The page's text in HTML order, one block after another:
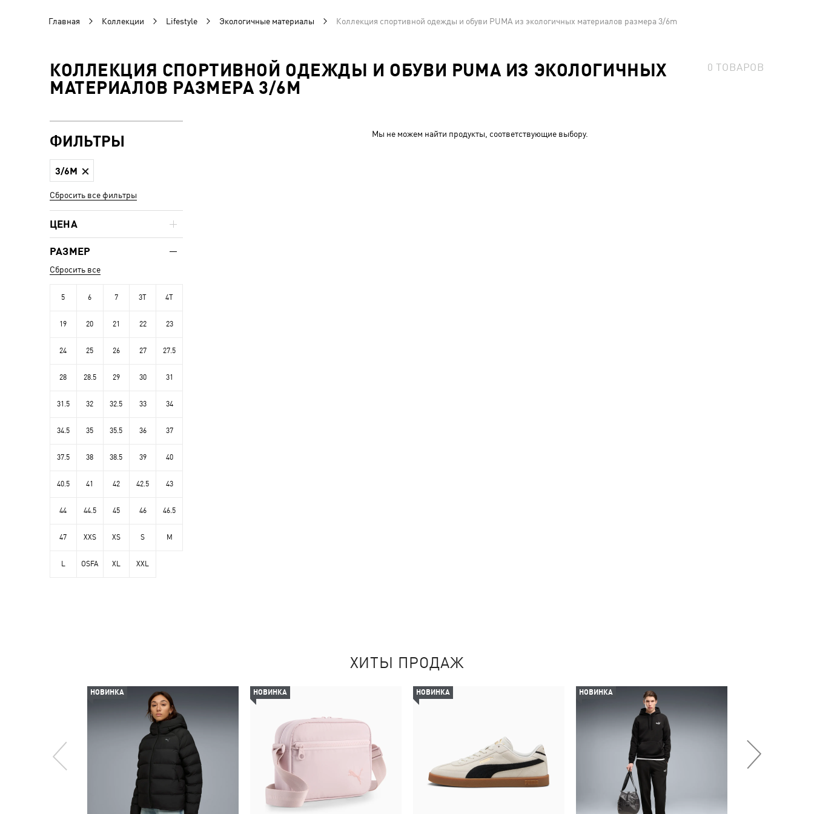
Главная Коллекции Lifestyle Экологичные материалы Коллекция спортивной одежды и обуви PUMA из экологичных материалов размера 3/6m
КОЛЛЕКЦИЯ СПОРТИВНОЙ ОДЕЖДЫ И ОБУВИ PUMA ИЗ ЭКОЛОГИЧНЫХ
МАТЕРИАЛОВ РАЗМЕРА 3/6M
0ТОВАРОВ
Мы не можем найти продукты, соответствующие выбору.
ФИЛЬТРЫ
3/6M
Сбросить все фильтры
ЦЕНА
РАЗМЕР
Сбросить все
5 6 7 3T 4T
19 20 21 22 23
24 25 26 27 27.5
28 28.5 29 30 31
31.5 32 32.5 33 34
34.5 35 35.5 36 37
37.5 38 38.5 39 40
40.5 41 42 42.5 43
44 44.5 45 46 46.5
47 XXS XS S M
L OSFA XL XXL
ХИТЫ ПРОДАЖ
НОВИНКА НОВИНКА НОВИНКА НОВИНКА